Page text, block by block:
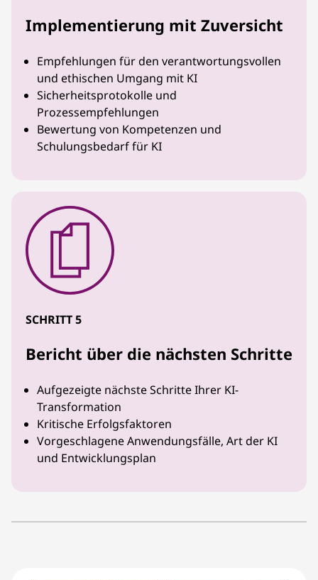
Implementierung mit Zuversicht
Empfehlungen für den verantwortungsvollen
und ethischen Umgang mit KI
Sicherheitsprotokolle und
Prozessempfehlungen
Bewertung von Kompetenzen und
Schulungsbedarf für KI
SCHRITT 5
Bericht über die nächsten Schritte
Aufgezeigte nächste Schritte Ihrer KI-
Transformation
Kritische Erfolgsfaktoren
Vorgeschlagene Anwendungsfälle, Art der KI
und Entwicklungsplan